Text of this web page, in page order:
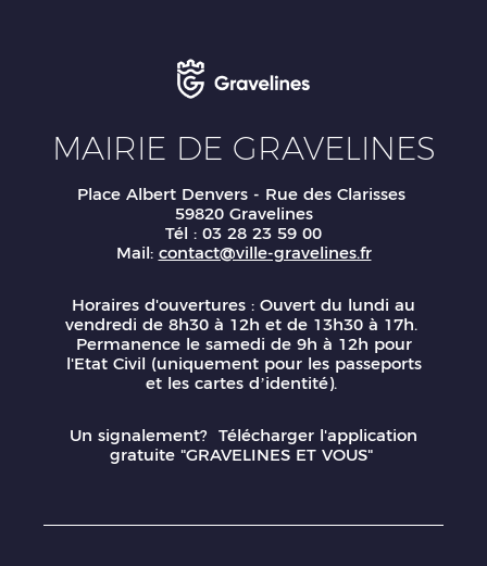
MAIRIE DE GRAVELINES
Place Albert Denvers - Rue des Clarisses
59820 Gravelines
Tél : 03 28 23 59 00
Mail: contact@ville-gravelines.fr
Horaires d'ouvertures : Ouvert du lundi au
vendredi de 8h30 à 12h et de 13h30 à 17h.
Permanence le samedi de 9h à 12h pour
l'Etat Civil (uniquement pour les passeports
et les cartes d’identité).
Un signalement? Télécharger l'application
gratuite "GRAVELINES ET VOUS"